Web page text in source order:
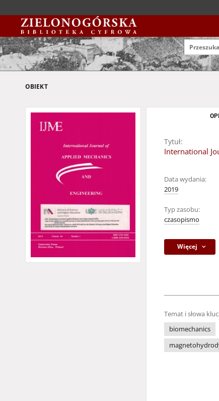
OBIEKT
Tytuł:
International
Data wydania:
2019
Typ zasobu:
czasopismo
Więcej
Temat i słowa
biomechanics